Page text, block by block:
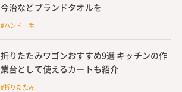
今治などブランドタオルを
#ハンド・手
折りたたみワゴンおすすめ9選 キッチンの作
業台として使えるカートも紹介
#折りたたみ